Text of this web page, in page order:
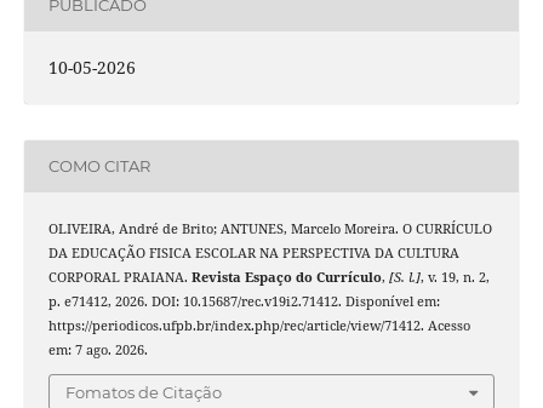
PUBLICADO
10-05-2026
COMO CITAR
OLIVEIRA, André de Brito; ANTUNES, Marcelo Moreira. O CURRÍCULO
DA EDUCAÇÃO FISICA ESCOLAR NA PERSPECTIVA DA CULTURA
CORPORAL PRAIANA. Revista Espaço do Currículo, [S. l.], v. 19, n. 2,
p. e71412, 2026. DOI: 10.15687/rec.v19i2.71412. Disponível em:
https://periodicos.ufpb.br/index.php/rec/article/view/71412. Acesso
em: 7 ago. 2026.
Fomatos de Citação